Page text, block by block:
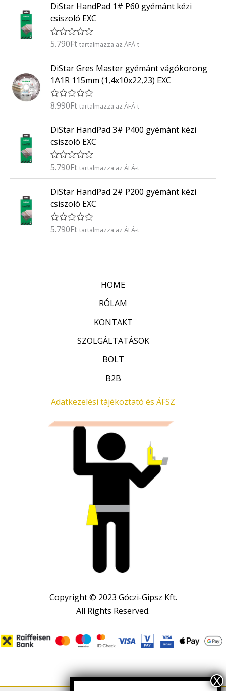
/
5
é
e
l
é
s
:
/
5
DiStar HandPad 1# P60 gyémánt kézi
csiszoló EXC
É
é
k
e
l
é
s
:
/
5
5.790Ft tartalmazza az ÁFÁ-t
DiStar Gres Master gyémánt vágókorong
1A1R 115mm (1,4x10x22,23) EXC
É
é
e
l
s
:
/
5
8.990Ft tartalmazza az ÁFÁ-t
DiStar HandPad 3# P400 gyémánt kézi
csiszoló EXC
É
é
e
l
é
s
5.790Ft tartalmazza az ÁFÁ-t
DiStar HandPad 2# P200 gyémánt kézi
csiszoló EXC
É
5.790Ft tartalmazza az ÁFÁ-t
HOME
RÓLAM
KONTAKT
SZOLGÁLTATÁSOK
BOLT
B2B
Adatkezelési tájékoztató és ÁFSZ
Copyright © 2023 Góczi-Gipsz Kft.
All Rights Reserved.